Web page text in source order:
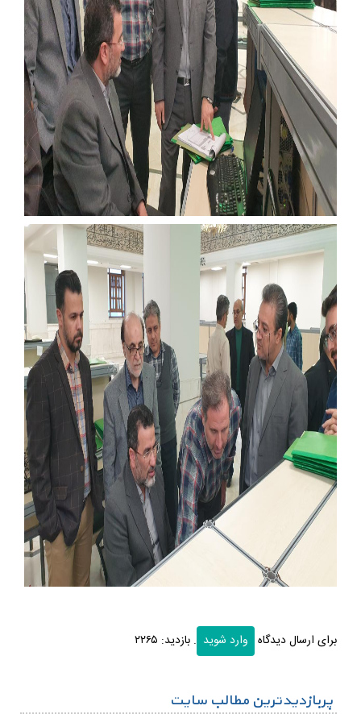
برای ارسال دیدگاه وارد شوید . بازدید: ۲۲۶۵
پربازدیدترین مطالب سایت